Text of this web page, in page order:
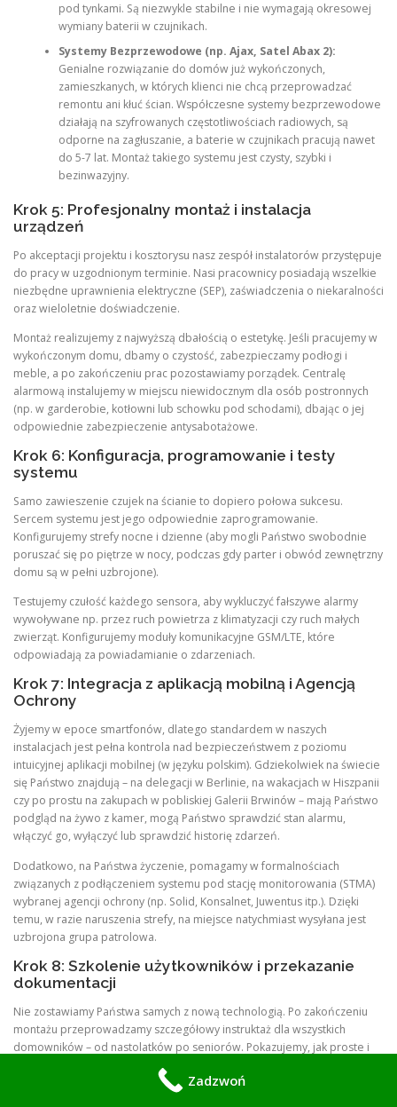
pod tynkami. Są niezwykle stabilne i nie wymagają okresowej
wymiany baterii w czujnikach.
Systemy Bezprzewodowe (np. Ajax, Satel Abax 2):
Genialne rozwiązanie do domów już wykończonych,
zamieszkanych, w których klienci nie chcą przeprowadzać
remontu ani kłuć ścian. Współczesne systemy bezprzewodowe
działają na szyfrowanych częstotliwościach radiowych, są
odporne na zagłuszanie, a baterie w czujnikach pracują nawet
do 5-7 lat. Montaż takiego systemu jest czysty, szybki i
bezinwazyjny.
Krok 5: Profesjonalny montaż i instalacja
urządzeń
Po akceptacji projektu i kosztorysu nasz zespół instalatorów przystępuje
do pracy w uzgodnionym terminie. Nasi pracownicy posiadają wszelkie
niezbędne uprawnienia elektryczne (SEP), zaświadczenia o niekaralności
oraz wieloletnie doświadczenie.
Montaż realizujemy z najwyższą dbałością o estetykę. Jeśli pracujemy w
wykończonym domu, dbamy o czystość, zabezpieczamy podłogi i
meble, a po zakończeniu prac pozostawiamy porządek. Centralę
alarmową instalujemy w miejscu niewidocznym dla osób postronnych
(np. w garderobie, kotłowni lub schowku pod schodami), dbając o jej
odpowiednie zabezpieczenie antysabotażowe.
Krok 6: Konfiguracja, programowanie i testy
systemu
Samo zawieszenie czujek na ścianie to dopiero połowa sukcesu.
Sercem systemu jest jego odpowiednie zaprogramowanie.
Konfigurujemy strefy nocne i dzienne (aby mogli Państwo swobodnie
poruszać się po piętrze w nocy, podczas gdy parter i obwód zewnętrzny
domu są w pełni uzbrojone).
Testujemy czułość każdego sensora, aby wykluczyć fałszywe alarmy
wywoływane np. przez ruch powietrza z klimatyzacji czy ruch małych
zwierząt. Konfigurujemy moduły komunikacyjne GSM/LTE, które
odpowiadają za powiadamianie o zdarzeniach.
Krok 7: Integracja z aplikacją mobilną i Agencją
Ochrony
Żyjemy w epoce smartfonów, dlatego standardem w naszych
instalacjach jest pełna kontrola nad bezpieczeństwem z poziomu
intuicyjnej aplikacji mobilnej (w języku polskim). Gdziekolwiek na świecie
się Państwo znajdują – na delegacji w Berlinie, na wakacjach w Hiszpanii
czy po prostu na zakupach w pobliskiej Galerii Brwinów – mają Państwo
podgląd na żywo z kamer, mogą Państwo sprawdzić stan alarmu,
włączyć go, wyłączyć lub sprawdzić historię zdarzeń.
Dodatkowo, na Państwa życzenie, pomagamy w formalnościach
związanych z podłączeniem systemu pod stację monitorowania (STMA)
wybranej agencji ochrony (np. Solid, Konsalnet, Juwentus itp.). Dzięki
temu, w razie naruszenia strefy, na miejsce natychmiast wysyłana jest
uzbrojona grupa patrolowa.
Krok 8: Szkolenie użytkowników i przekazanie
dokumentacji
Nie zostawiamy Państwa samych z nową technologią. Po zakończeniu
montażu przeprowadzamy szczegółowy instruktaż dla wszystkich
domowników – od nastolatków po seniorów. Pokazujemy, jak proste i
intuicyjne jest codzienne korzystanie z systemu (za pomocą
tradycyjnego kodu, breloków zbliżeniowych RFID, pilotów lub
Zadzwoń